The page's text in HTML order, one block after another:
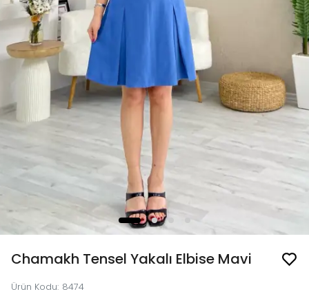
Chamakh Tensel Yakalı Elbise Mavi
Ürün Kodu: 8474